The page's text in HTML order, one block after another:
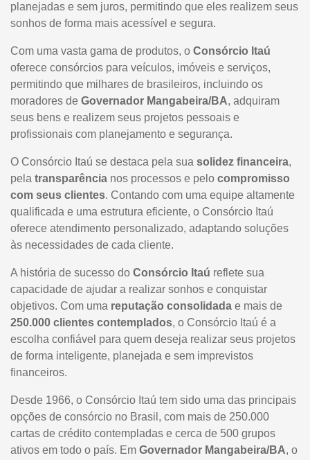
planejadas e sem juros, permitindo que eles realizem seus
sonhos de forma mais acessível e segura.
Com uma vasta gama de produtos, o Consórcio Itaú
oferece consórcios para veículos, imóveis e serviços,
permitindo que milhares de brasileiros, incluindo os
moradores de Governador Mangabeira/BA, adquiram
seus bens e realizem seus projetos pessoais e
profissionais com planejamento e segurança.
O Consórcio Itaú se destaca pela sua solidez financeira,
pela transparência nos processos e pelo compromisso
com seus clientes. Contando com uma equipe altamente
qualificada e uma estrutura eficiente, o Consórcio Itaú
oferece atendimento personalizado, adaptando soluções
às necessidades de cada cliente.
A história de sucesso do Consórcio Itaú reflete sua
capacidade de ajudar a realizar sonhos e conquistar
objetivos. Com uma reputação consolidada e mais de
250.000 clientes contemplados, o Consórcio Itaú é a
escolha confiável para quem deseja realizar seus projetos
de forma inteligente, planejada e sem imprevistos
financeiros.
Desde 1966, o Consórcio Itaú tem sido uma das principais
opções de consórcio no Brasil, com mais de 250.000
cartas de crédito contempladas e cerca de 500 grupos
ativos em todo o país. Em Governador Mangabeira/BA, o